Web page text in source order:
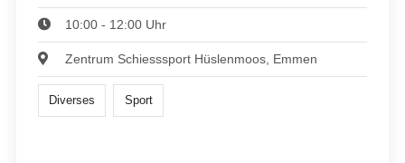
10:00 - 12:00 Uhr
Zentrum Schiesssport Hüslenmoos, Emmen
Diverses Sport